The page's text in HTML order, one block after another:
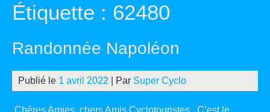
Étiquette : 62480
Randonnée Napoléon
Publié le 1 avril 2022 | Par Super Cyclo
Chères Amies, chers Amis Cyclotouristes , C’est le